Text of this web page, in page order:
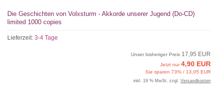
Die Geschichten von Volxsturm - Akkorde unserer Jugend (Do-CD)
limited 1000 copies
Lieferzeit: 3-4 Tage
Unser bisheriger Preis 17,95 EUR
Jetzt nur4,90 EUR
Sie sparen 73% / 13,05 EUR
inkl. 19 % MwSt. zzgl. Versandkosten